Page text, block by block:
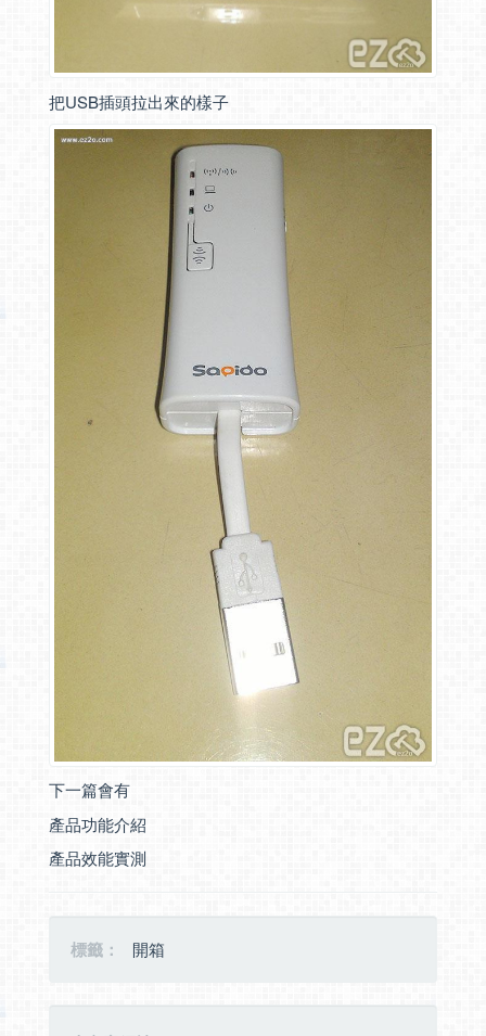
把USB插頭拉出來的樣子
下一篇會有
產品功能介紹
產品效能實測
標籤： 開箱